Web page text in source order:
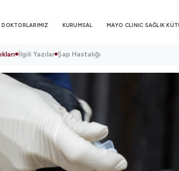
DOKTORLARIMIZ KURUMSAL MAYO CLINIC SAĞLIK
İlgili Yazılar Şap Hastalığı